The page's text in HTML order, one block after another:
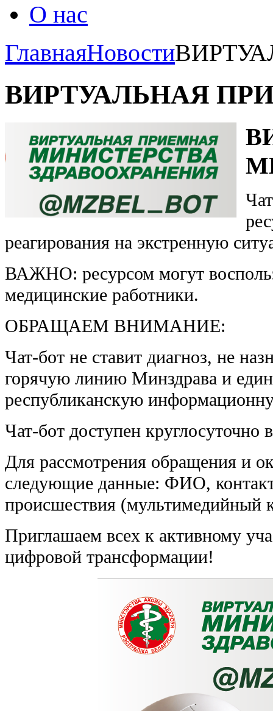
О нас
ГлавнаяНовости
ВИРТУАЛЬНАЯ
реагирования на экстренную
ВАЖНО: ресурсом могут
медицинские работники.
ОБРАЩАЕМ ВНИМАНИЕ:
Чат-бот не ставит диагноз, не
горячую линию Минздрава и
республиканскую
Чат-бот доступен круглосуточно
Для рассмотрения обращения и
следующие данные: ФИО,
происшествия (мультимедийный
Приглашаем всех к активному
цифровой трансформации!